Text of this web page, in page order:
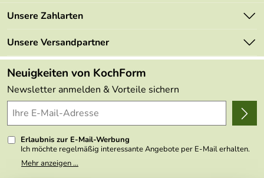
Mehrwertsteuerfrei
Retourenportal
FAQs
Lieferbedingungen
Delivery Terms
Kundenlogin
Marken
Angebote
Made in Germany
Themen
Wir über uns
Presse
Unsere Zahlarten
Unsere Versandpartner
Neuigkeiten von KochForm
Newsletter anmelden & Vorteile sichern
Erlaubnis zur E-Mail-Werbung
Ich möchte regelmäßig interessante Angebote per E-Mail erhalten.
Meine E-Mail-Adresse wird nicht an andere Unternehmen
weitergegeben. Zu statistischen Zwecken wird in anonymer Form
Mehr anzeigen ...